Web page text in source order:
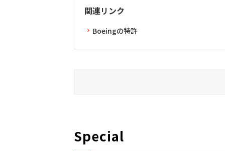
関連リンク
Boeingの特許
Special